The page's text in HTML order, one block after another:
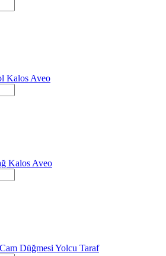
Kalos Aveo
Kalos Aveo
Düğmesi Yolcu Taraf